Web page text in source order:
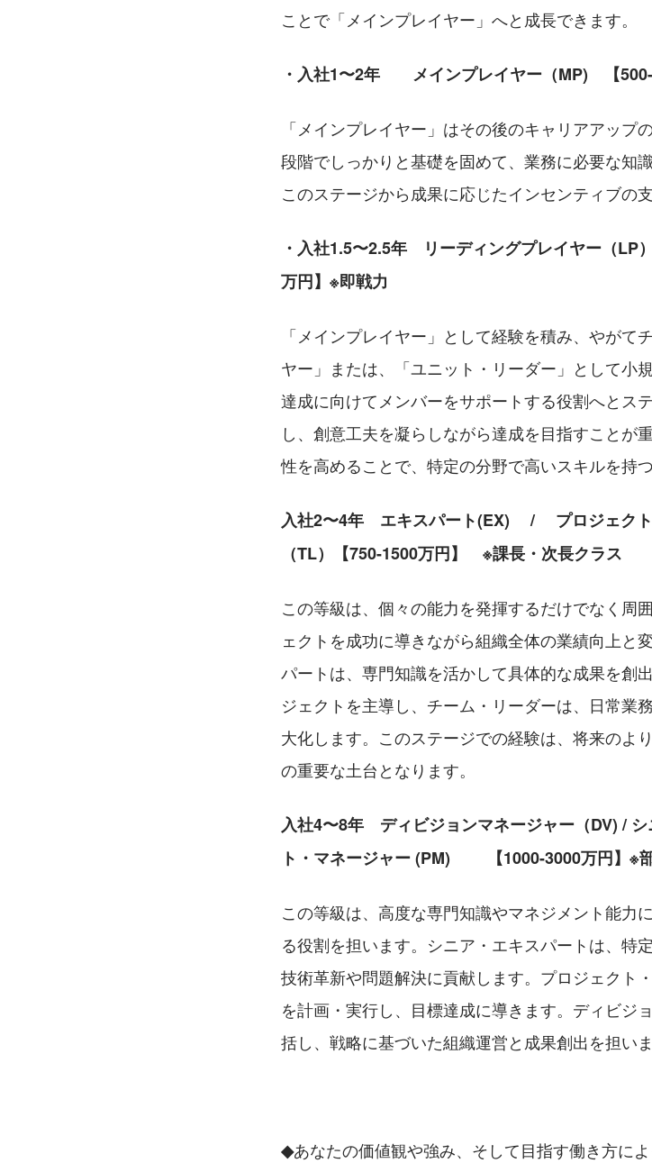
ことで「メインプレイヤー」へと成長できます。
・入社1〜2年　　メインプレイヤー（MP)　【
「メインプレイヤー」はその後のキャリアアッ
段階でしっかりと基礎を固めて、業務に必要な知
このステージから成果に応じたインセンティブの
・入社1.5〜2.5年　リーディングプレイヤー（
万円】※即戦力
「メインプレイヤー」として経験を積み、やがて
ヤー」または、「ユニット・リーダー」として小
達成に向けてメンバーをサポートする役割へとス
し、創意工夫を凝らしながら達成を目指すことが
性を高めることで、特定の分野で高いスキルを持
入社2〜4年　エキスパート(EX) 　/ 　プロジェク
（TL）【750-1500万円】　※課長・次長クラス
この等級は、個々の能力を発揮するだけでなく周
ェクトを成功に導きながら組織全体の業績向上と
パートは、専門知識を活かして具体的な成果を創
ジェクトを主導し、チーム・リーダーは、日常業
大化します。このステージでの経験は、将来のよ
の重要な土台となります。
入社4〜8年　ディビジョンマネージャー（DV) /
ト・マネージャー (PM) 　　【1000-3000万円】※
この等級は、高度な専門知識やマネジメント能力
る役割を担います。シニア・エキスパートは、特
技術革新や問題解決に貢献します。プロジェクト
を計画・実行し、目標達成に導きます。ディビジ
括し、戦略に基づいた組織運営と成果創出を担いま
◆あなたの価値観や強み、そして目指す働き方に